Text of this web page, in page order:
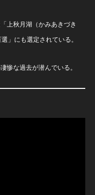
上秋月湖（かみあきづき
」にも選定されている。
惨な過去が潜んでいる。